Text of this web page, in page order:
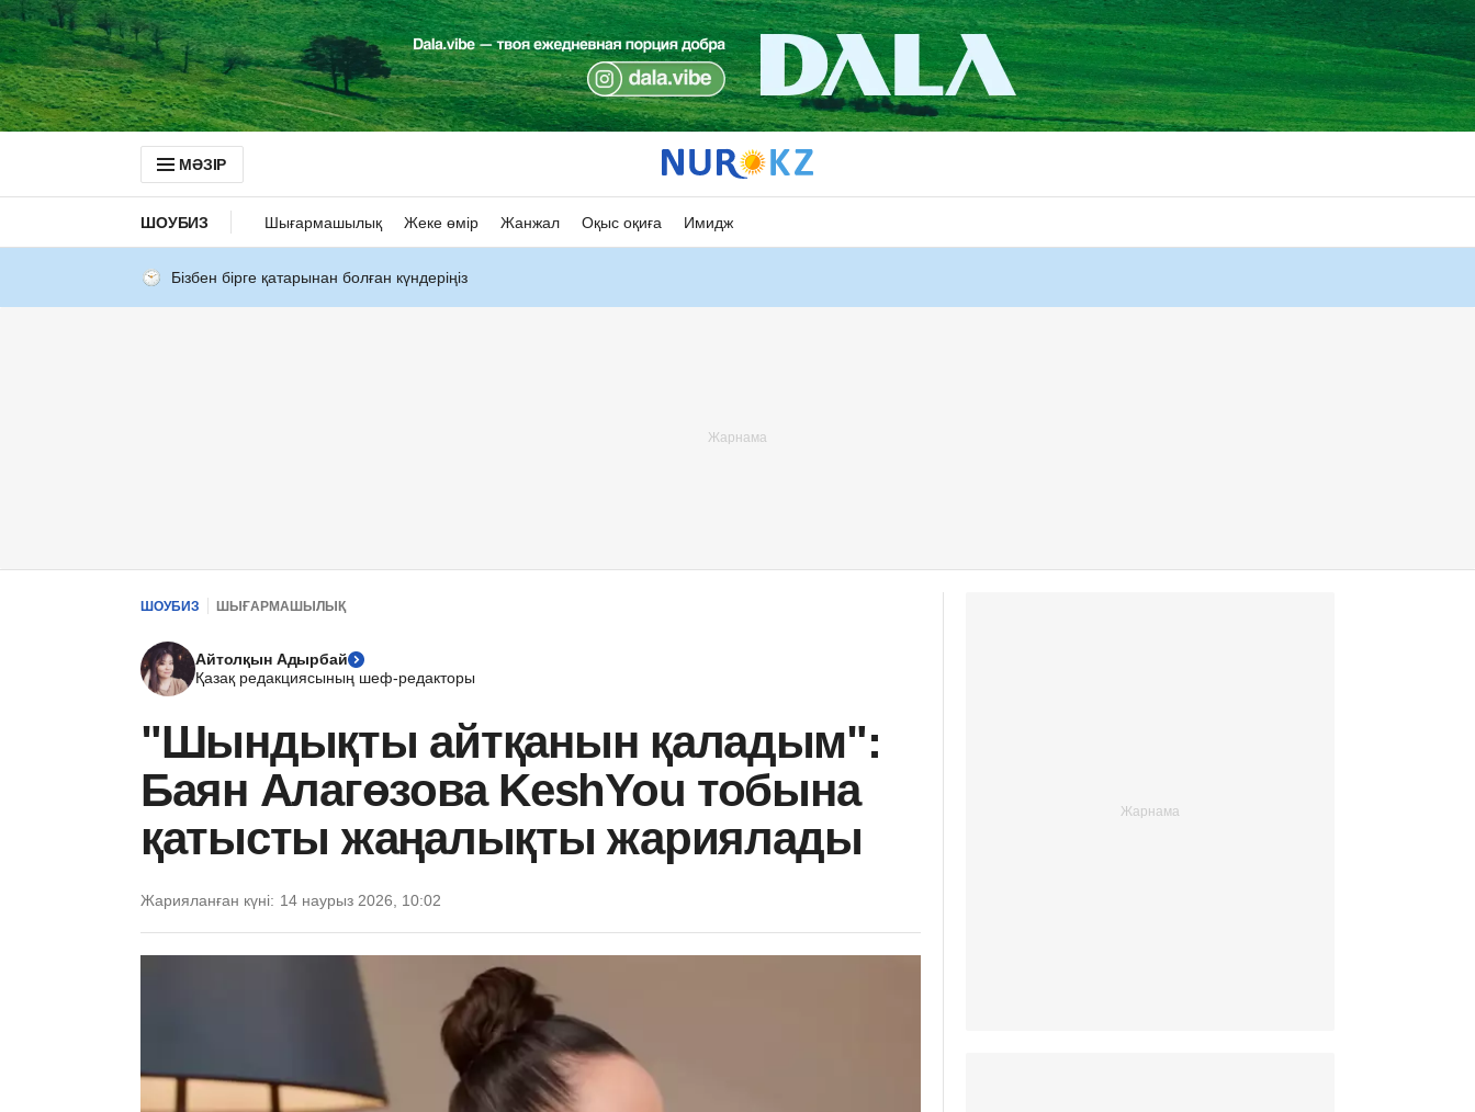
МӘЗІР
ШОУБИЗ Шығармашылық Жеке өмір Жанжал Оқыс оқиға Имидж
Бізбен бірге қатарынан болған күндеріңіз
ШОУБИЗ ШЫҒАРМАШЫЛЫҚ
Айтолқын Адырбай
Қазақ редакциясының шеф-редакторы
"Шындықты айтқанын қаладым":
Баян Алагөзова KeshYou тобына
қатысты жаңалықты жариялады
Жарияланған күні: 14 наурыз 2026, 10:02